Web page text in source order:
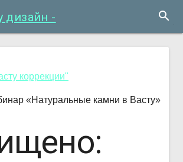
search
коррекции"
«Натуральные камни в Васту»